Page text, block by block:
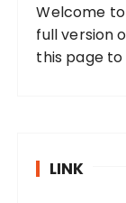
Welcome
full version
this page
LINK